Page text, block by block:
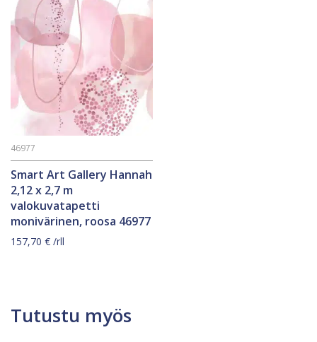
Smart Art Gallery Hannah
2,12 x 2,7 m
valokuvatapetti
monivärinen, roosa 46977
46977
157,70 € /rll
Tutustu myös